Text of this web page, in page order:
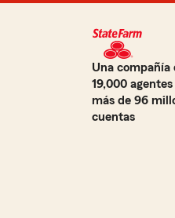
Una compañía
19,000
más de 96
cuentas